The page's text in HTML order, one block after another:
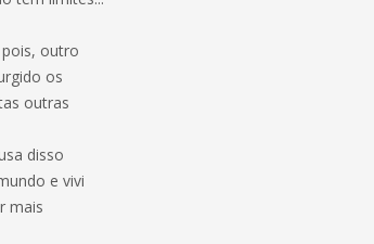
outro
os
outras
disso
e vivi
mais